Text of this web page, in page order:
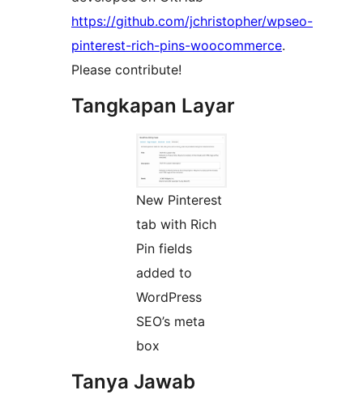
https://github.com/jchristopher/wpseo-
pinterest-rich-pins-woocommerce.
Please contribute!
Tangkapan Layar
New Pinterest
tab with Rich
Pin fields
added to
WordPress
SEO’s meta
box
Tanya Jawab